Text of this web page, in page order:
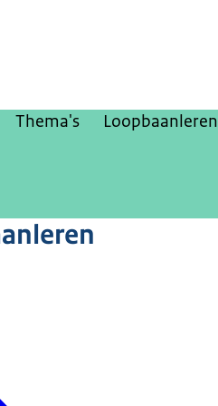
Thema's Loopbaanleren